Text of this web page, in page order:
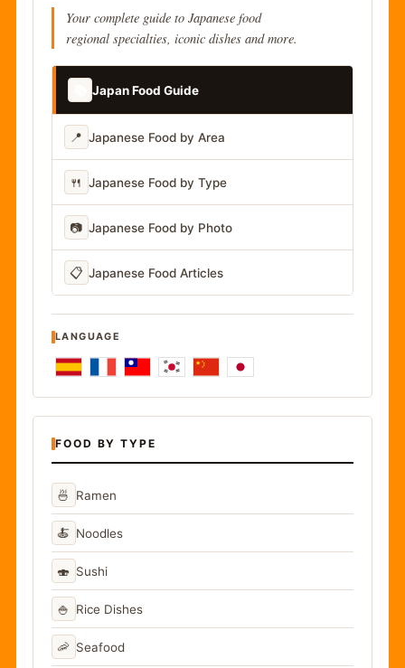
Your complete guide to Japanese food
regional specialties, iconic dishes and more.
Japan Food Guide
📍 Japanese Food by Area
🍴 Japanese Food by Type
📷 Japanese Food by Photo
📋 Japanese Food Articles
LANGUAGE
FOOD BY TYPE
🍜 Ramen
🍝 Noodles
🍣 Sushi
🍚 Rice Dishes
🦐 Seafood